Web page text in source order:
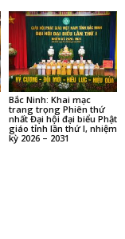
Bắc Ninh: Khai mạc
trang trọng Phiên thứ
nhất Đại hội đại biểu Phật
giáo tỉnh lần thứ I, nhiệm
kỳ 2026 – 2031